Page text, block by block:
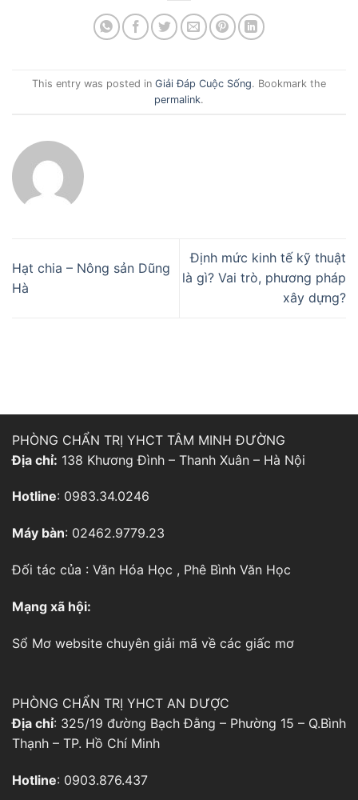
This entry was posted in Giải Đáp Cuộc Sống. Bookmark the
permalink.
Hạt chia – Nông sản Dũng
Hà
Định mức kinh tế kỹ thuật
là gì? Vai trò, phương pháp
xây dựng?
PHÒNG CHẨN TRỊ YHCT TÂM MINH ĐƯỜNG
Địa chỉ: 138 Khương Đình – Thanh Xuân – Hà Nội
Hotline: 0983.34.0246
Máy bàn: 02462.9779.23
Đối tác của : Văn Hóa Học , Phê Bình Văn Học
Mạng xã hội:
Sổ Mơ website chuyên giải mã về các giấc mơ
PHÒNG CHẨN TRỊ YHCT AN DƯỢC
Địa chỉ: 325/19 đường Bạch Đằng – Phường 15 – Q.Bình
Thạnh – TP. Hồ Chí Minh
Hotline: 0903.876.437